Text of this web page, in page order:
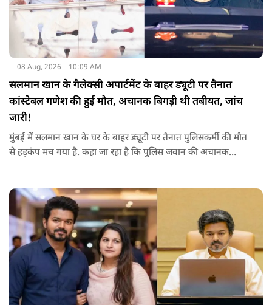
08 Aug, 2026 10:09 AM
सलमान खान के गैलेक्सी अपार्टमेंट के बाहर ड्यूटी पर तैनात
कांस्टेबल गणेश की हुई मौत, अचानक बिगड़ी थी तबीयत, जांच
जारी!
मुंबई में सलमान खान के घर के बाहर ड्यूटी पर तैनात पुलिसकर्मी की मौत
से हड़कंप मच गया है. कहा जा रहा है कि पुलिस जवान की अचानक
चल सकेगा.